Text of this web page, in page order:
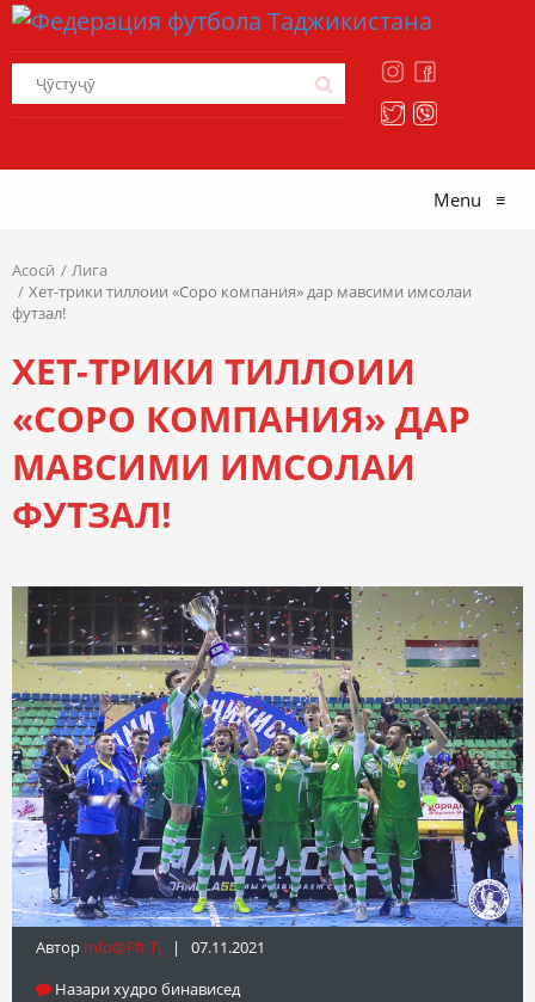
Menu ≡
Асосӣ
Лига
Хет-трики тиллоии «Соро компания» дар мавсими имсолаи
футзал!
ХЕТ-ТРИКИ ТИЛЛОИИ
«СОРО КОМПАНИЯ» ДАР
МАВСИМИ ИМСОЛАИ
ФУТЗАЛ!
Автор Info@fft.tj | 07.11.2021
Назари худро бинависед